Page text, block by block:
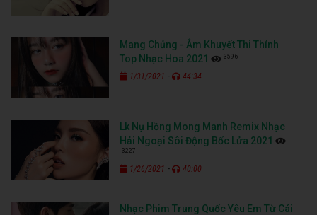
Mang Chủng - Âm Khuyết Thi Thính
Top Nhạc Hoa 2021
3596
1/31/2021 - 44:34
Lk Nụ Hồng Mong Manh Remix Nhạc
Hải Ngoại Sôi Động Bốc Lửa 2021
3227
1/26/2021 - 40:00
Nhạc Phim Trung Quốc Yêu Em Từ Cái